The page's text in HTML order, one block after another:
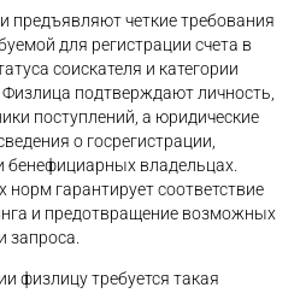
предъявляют четкие требования
для регистрации счета в
соискателя и категории
подтверждают личность,
поступлений, а юридические
о госрегистрации,
бенефициарных владельцах.
гарантирует соответствие
и предотвращение возможных
запроса.
физлицу требуется такая